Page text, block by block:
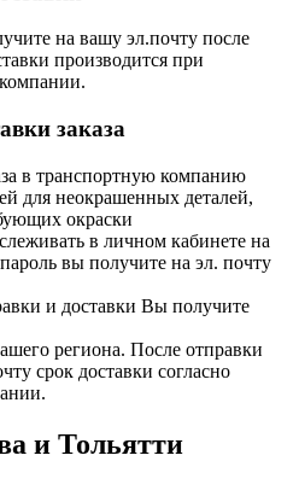
на вашу эл.почту после
производится при
заказа
в транспортную компанию
для неокрашенных деталей,
окраски
в личном кабинете на
вы получите на эл. почту
и доставки Вы получите
региона. После отправки
срок доставки согласно
и Тольятти